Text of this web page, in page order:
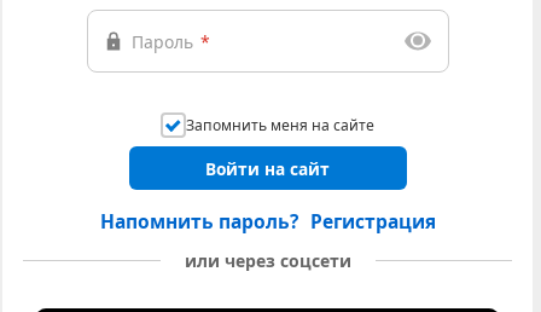
Пароль *
Запомнить меня на сайте
Войти на сайт
Напомнить пароль? Регистрация
или через соцсети